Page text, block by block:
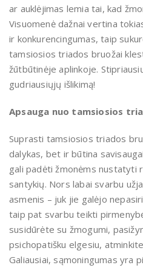
ar auklėjimas lemia tai, kad
Visuomenė dažnai vertina
ir konkurencingumas, taip
tamsiosios triados bruožai
žūtbūtinėje aplinkoje.
gudriausiųjų išlikimą!
Apsauga nuo tamsiosios
Suprasti tamsiosios triados
dalykas, bet ir būtina
gali padėti žmonėms nustatyti
santykių. Nors labai svarbu
asmenis – juk jie galėjo
taip pat svarbu teikti
susidūrėte su žmogumi,
psichopatišku elgesiu,
Galiausiai, sąmoningumas yra